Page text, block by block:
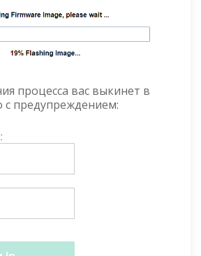
процесса вас выкинет в
с предупреждением: